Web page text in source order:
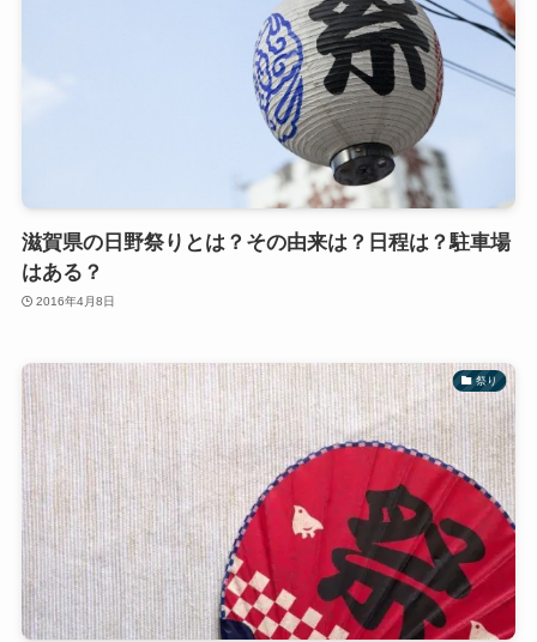
滋賀県の日野祭りとは？その由来は？日程は？駐車場
はある？
2016年4月8日
祭り